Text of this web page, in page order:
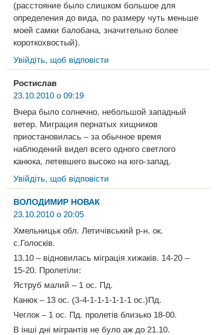
(расстояние было слишком большое для
определения до вида, по размеру чуть меньше
моей самки балобана, значительно более
короткохвостый).
Увійдіть, щоб відповісти
Ростислав
23.10.2010 о 09:19
Вчера было солнечно, небольшой западный
ветер. Миграция пернатых хищников
приостановилась – за обычное время
наблюдений видел всего одного светлого
канюка, летевшего высоко на юго-запад.
Увійдіть, щоб відповісти
ВОЛОДИМИР НОВАК
23.10.2010 о 20:05
Хмельницьк обл. Летичівський р-н. ок.
с.Голосків.
13.10 – відновилась міграція хижаків. 14-20 –
15-20. Пролетіли:
Яструб малий – 1 ос. Пд.
Канюк – 13 ос. (3-4-1-1-1-1-1-1 ос.)Пд.
Чеглок – 1 ос. Пд. пролетів близько 18-00.
В інші дні мігрантів не було аж до 21.10.